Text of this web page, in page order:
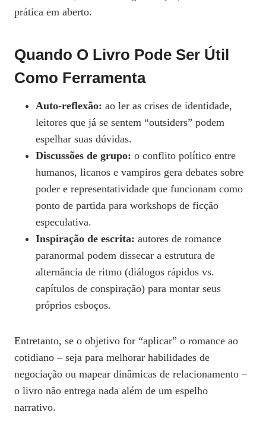
prática em aberto.
Quando O Livro Pode Ser Útil
Como Ferramenta
Auto‑reflexão: ao ler as crises de identidade,
leitores que já se sentem “outsiders” podem
espelhar suas dúvidas.
Discussões de grupo: o conflito político entre
humanos, licanos e vampiros gera debates sobre
poder e representatividade que funcionam como
ponto de partida para workshops de ficção
especulativa.
Inspiração de escrita: autores de romance
paranormal podem dissecar a estrutura de
alternância de ritmo (diálogos rápidos vs.
capítulos de conspiração) para montar seus
próprios esboços.
Entretanto, se o objetivo for “aplicar” o romance ao
cotidiano – seja para melhorar habilidades de
negociação ou mapear dinâmicas de relacionamento –
o livro não entrega nada além de um espelho
narrativo.